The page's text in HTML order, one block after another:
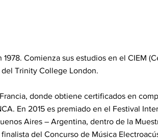
Comienza sus estudios en el CIEM
Trinity College London.
donde obtiene certificados en
En 2015 es premiado en el Festival
Aires – Argentina, dentro de la
del Concurso de Música